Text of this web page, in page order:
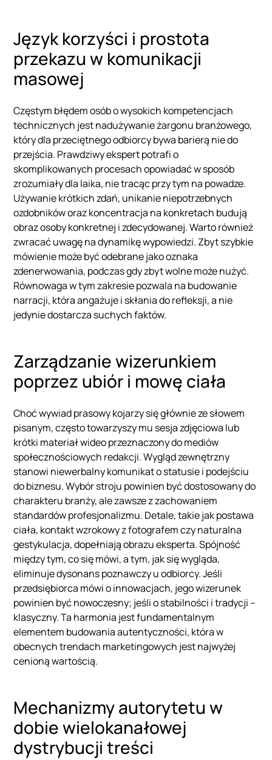
Język korzyści i prostota
przekazu w komunikacji
masowej
Częstym błędem osób o wysokich kompetencjach
technicznych jest nadużywanie żargonu branżowego,
który dla przeciętnego odbiorcy bywa barierą nie do
przejścia. Prawdziwy ekspert potrafi o
skomplikowanych procesach opowiadać w sposób
zrozumiały dla laika, nie tracąc przy tym na powadze.
Używanie krótkich zdań, unikanie niepotrzebnych
ozdobników oraz koncentracja na konkretach budują
obraz osoby konkretnej i zdecydowanej. Warto również
zwracać uwagę na dynamikę wypowiedzi. Zbyt szybkie
mówienie może być odebrane jako oznaka
zdenerwowania, podczas gdy zbyt wolne może nużyć.
Równowaga w tym zakresie pozwala na budowanie
narracji, która angażuje i skłania do refleksji, a nie
jedynie dostarcza suchych faktów.
Zarządzanie wizerunkiem
poprzez ubiór i mowę ciała
Choć wywiad prasowy kojarzy się głównie ze słowem
pisanym, często towarzyszy mu sesja zdjęciowa lub
krótki materiał wideo przeznaczony do mediów
społecznościowych redakcji. Wygląd zewnętrzny
stanowi niewerbalny komunikat o statusie i podejściu
do biznesu. Wybór stroju powinien być dostosowany do
charakteru branży, ale zawsze z zachowaniem
standardów profesjonalizmu. Detale, takie jak postawa
ciała, kontakt wzrokowy z fotografem czy naturalna
gestykulacja, dopełniają obrazu eksperta. Spójność
między tym, co się mówi, a tym, jak się wygląda,
eliminuje dysonans poznawczy u odbiorcy. Jeśli
przedsiębiorca mówi o innowacjach, jego wizerunek
powinien być nowoczesny; jeśli o stabilności i tradycji –
klasyczny. Ta harmonia jest fundamentalnym
elementem budowania autentyczności, która w
obecnych trendach marketingowych jest najwyżej
cenioną wartością.
Mechanizmy autorytetu w
dobie wielokanałowej
dystrybucji treści